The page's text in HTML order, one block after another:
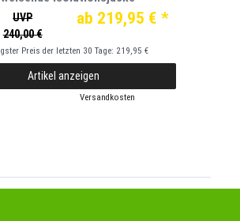
UVP
240,00 €
ab 219,95 € *
Preis der letzten 30 Tage: 219,95 €
Artikel anzeigen
Versandkosten